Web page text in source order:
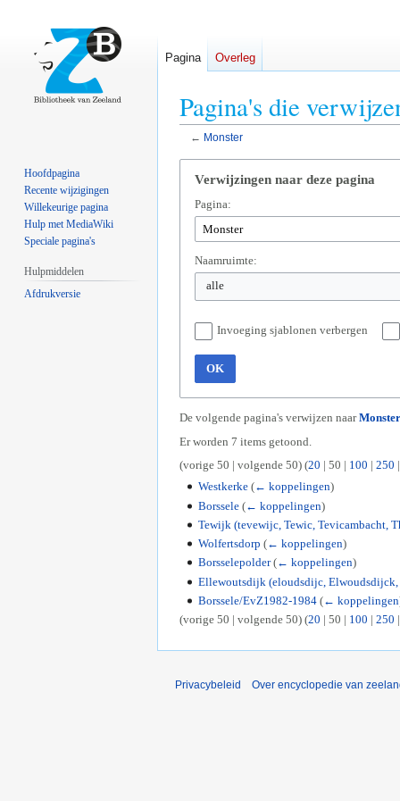
Pagina's die
← Monster
navigatie
springen
zoeken
springen
Verwijzingen naar deze pagina
Pagina:
Naamruimte:
alle
Invoeging sjablonen verbergen
OK
De volgende pagina's verwijzen naarMonster
Er worden 7 items getoond.
(vorige 50 | volgende 50) (20 | 50 | 100 | 250
Westkerke (← koppelingen)
Borssele (← koppelingen)
Tewijk (tevewijc, Tewic, Tevicambacht,
Wolfertsdorp (← koppelingen)
Borsselepolder (← koppelingen)
Ellewoutsdijk (eloudsdijc,
Borssele/EvZ1982-1984 (← koppelingen
(vorige 50 | volgende 50) (20 | 50 | 100 | 250
Pagina Overleg
Hoofdpagina
Recente wijzigingen
Willekeurige pagina
Hulp met MediaWiki
Speciale pagina's
Hulpmiddelen
Afdrukversie
Privacybeleid Over encyclopedie van